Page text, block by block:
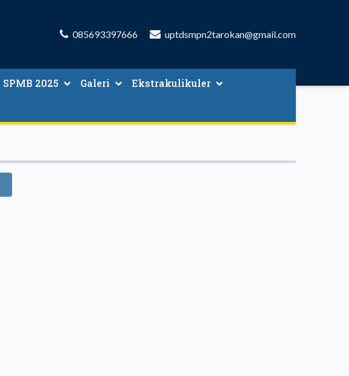
085693397666 uptdsmpn2tarokan@gmail.com
SPMB 2025 Galeri
Ekstrakulikuler